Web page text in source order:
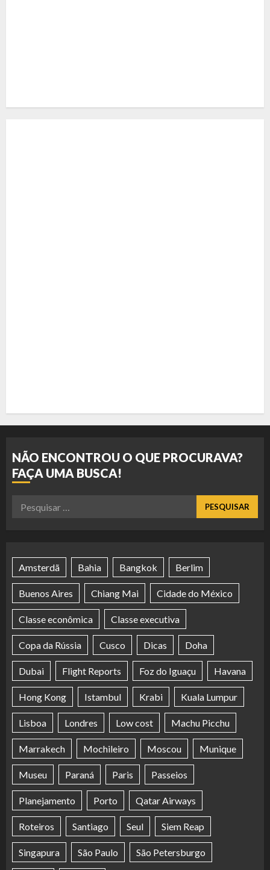
NÃO ENCONTROU O QUE PROCURAVA?
FAÇA UMA BUSCA!
Pesquisar
Amsterdã Bahia Bangkok Berlim
Buenos Aires Chiang Mai Cidade do México
Classe econômica Classe executiva
Copa da Rússia Cusco Dicas Doha
Dubai Flight Reports Foz do Iguaçu Havana
Hong Kong Istambul Krabi Kuala Lumpur
Lisboa Londres Low cost Machu Picchu
Marrakech Mochileiro Moscou Munique
Museu Paraná Paris Passeios
Planejamento Porto Qatar Airways
Roteiros Santiago Seul Siem Reap
Singapura São Paulo São Petersburgo